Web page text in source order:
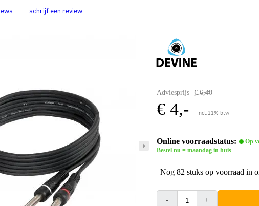
schrijf een review
Adviesprijs € 6,40
€ 4,- incl. 21% btw
Online voorraadstatus:
Op
Bestel nu = maandag in huis
Nog 82 stuks op voorraad in
- +